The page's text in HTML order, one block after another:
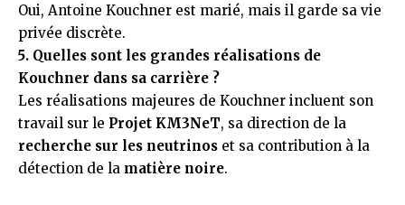
Oui, Antoine Kouchner est marié, mais il garde sa vie
privée discrète.
5. Quelles sont les grandes réalisations de
Kouchner dans sa carrière ?
Les réalisations majeures de Kouchner incluent son
travail sur le Projet KM3NeT, sa direction de la
recherche sur les neutrinos et sa contribution à la
détection de la matière noire.